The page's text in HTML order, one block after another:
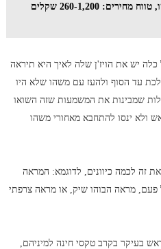
בסגנון בוהו שיק, בעיצוב אפרת קסוטו, טווח מחירים: 260-1,200 שקלים
יש את הויז'ן שלה לאיך היא תיראה
עד הסוף ולהעז עם משהו שלא היו
שמבינות את המשמעות שזה השואו
ולא ינסו להתחבא מאחורי משהו
זה לכמה כיוונים, לדוגמא: המראה
40 בניחוחות של פעם, מראה הבוהו שיק, או מראה צרפתי
בעיקר בקרב טקסי חינה למיניהם,